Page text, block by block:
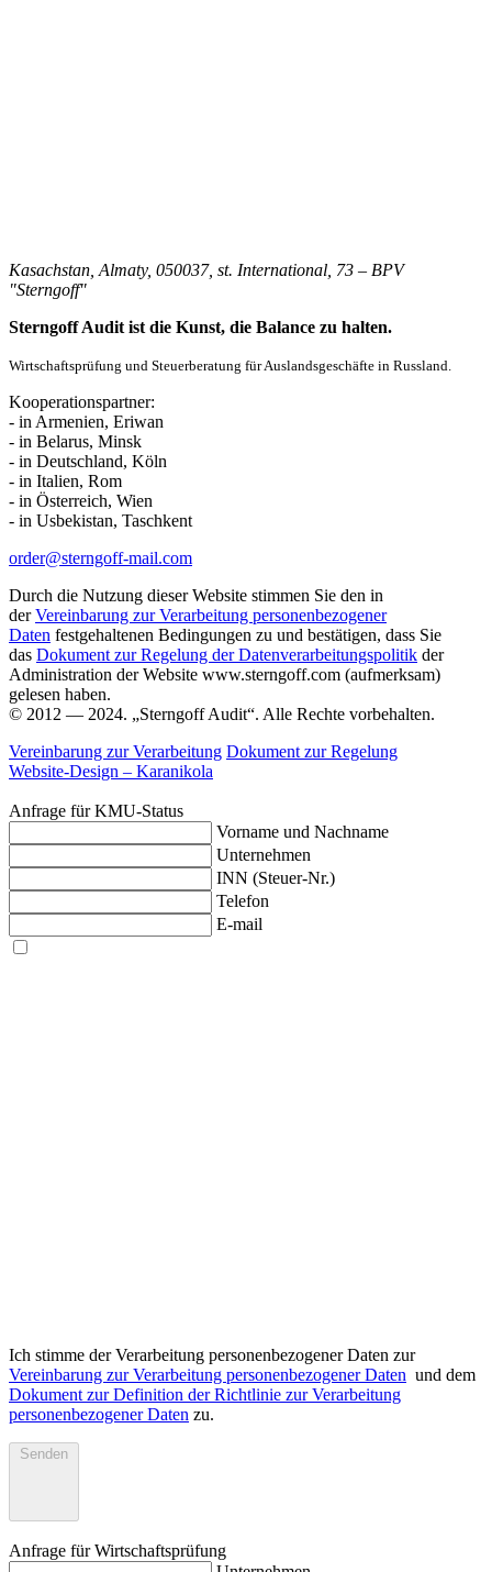
Kasachstan, Almaty, 050037, st. International, 73 – BPV
"Sterngoff"
Sterngoff Audit ist die Kunst, die Balance zu halten.
Wirtschaftsprüfung und Steuerberatung für Auslandsgeschäfte in Russland.
Kooperationspartner:
- in Armenien, Eriwan
- in Belarus, Minsk
- in Deutschland, Köln
- in Italien, Rom
- in Österreich, Wien
- in Usbekistan, Taschkent
order@sterngoff-mail.com
Durch die Nutzung dieser Website stimmen Sie den in
derVereinbarung zur Verarbeitung personenbezogener
Daten festgehaltenen Bedingungen zu und bestätigen, dass Sie
das Dokument zur Regelung der Datenverarbeitungspolitik der
Administration der Website www.sterngoff.com (aufmerksam)
gelesen haben.
© 2012 — 2024. „Sterngoff Audit“. Alle Rechte vorbehalten.
Vereinbarung zur Verarbeitung Dokument zur Regelung
Website-Design – Karanikola
Anfrage für KMU-Status
Vorname und Nachname
Unternehmen
INN (Steuer-Nr.)
Telefon
E-mail
Ich stimme der Verarbeitung personenbezogener Daten zur
Vereinbarung zur Verarbeitung personenbezogener Daten und dem
Dokument zur Definition der Richtlinie zur Verarbeitung
personenbezogener Daten zu.
Senden
Anfrage für Wirtschaftsprüfung